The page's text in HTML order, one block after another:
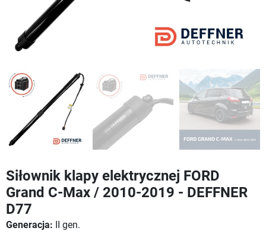
Siłownik klapy elektrycznej FORD
Grand C-Max / 2010-2019 - DEFFNER
D77
Generacja: II gen.